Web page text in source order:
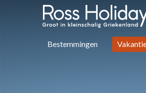
Bestemmingen